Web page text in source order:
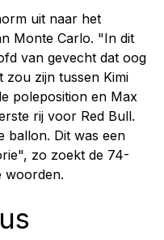
uit naar het
Monte Carlo. "In dit
van gevecht dat oog
zou zijn tussen Kimi
poleposition en Max
rij voor Red Bull.
ballon. Dit was een
zo zoekt de 74-
woorden.